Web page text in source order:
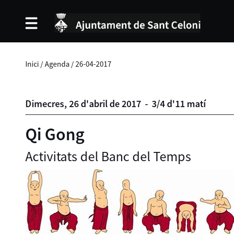
Inici /Agenda /26-04-2017
Dimecres, 26 d'abril de2017 - 3/4 d'11 matí
Qi Gong
Activitats del Banc del Temps